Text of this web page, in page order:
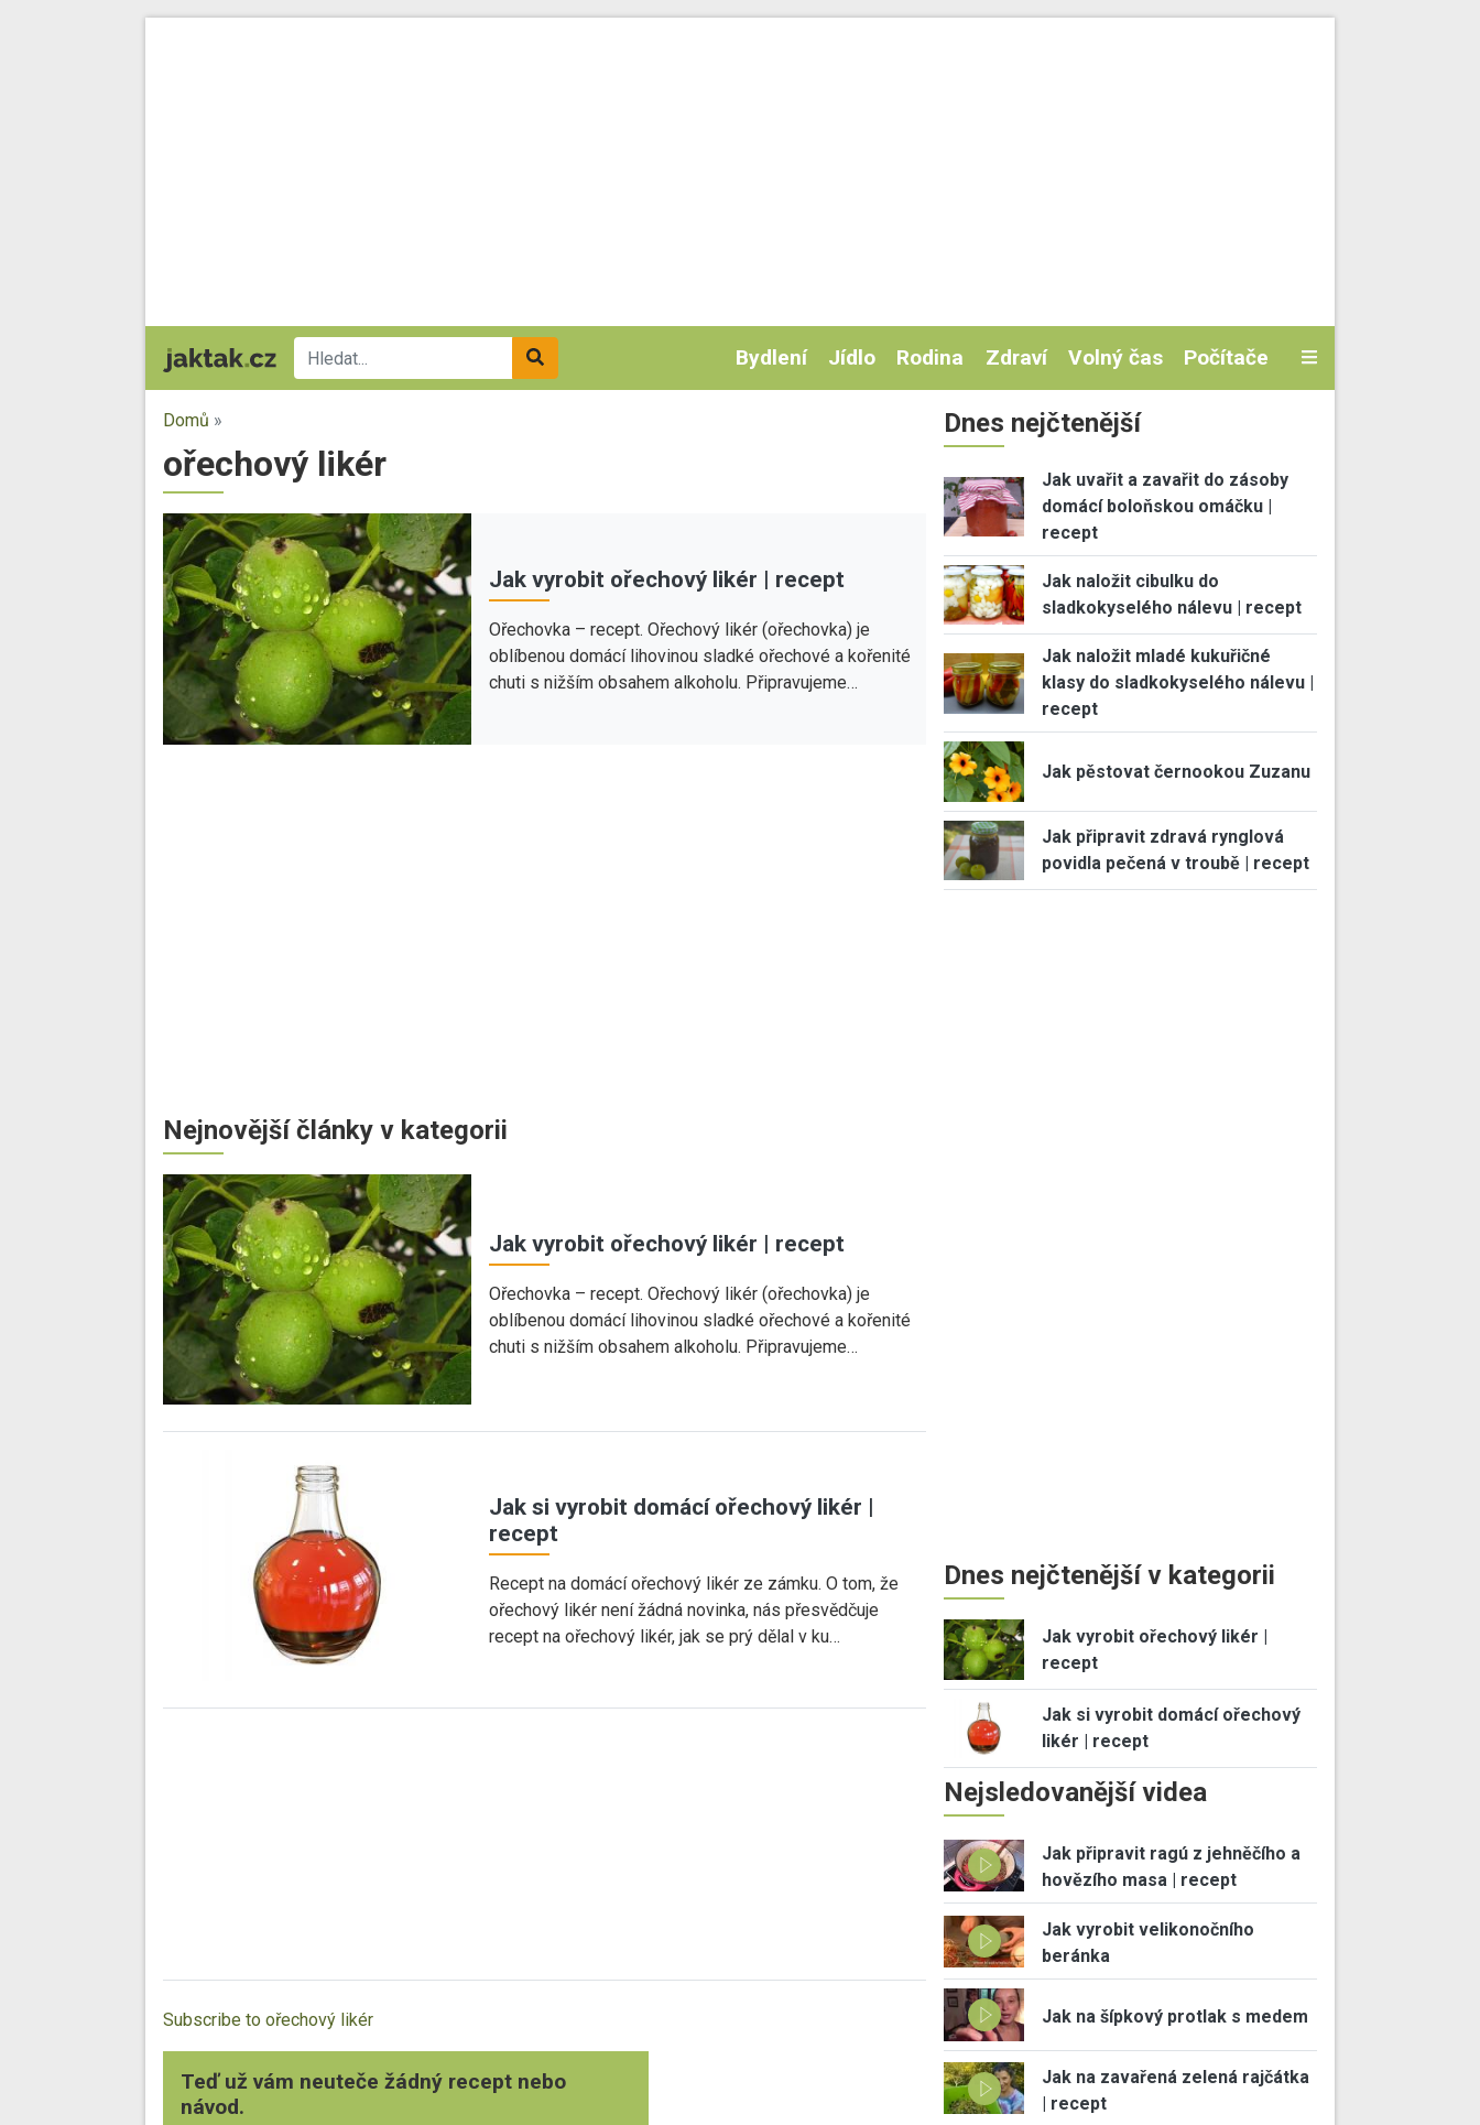
Bydlení Jídlo Rodina Zdraví Volný čas Počítače
Domů »
ořechový likér
Jak vyrobit ořechový likér | recept
Ořechovka – recept. Ořechový likér (ořechovka) je
oblíbenou domácí lihovinou sladké ořechové a kořenité
chuti s nižším obsahem alkoholu. Připravujeme…
Nejnovější články v kategorii
Jak vyrobit ořechový likér | recept
Ořechovka – recept. Ořechový likér (ořechovka) je
oblíbenou domácí lihovinou sladké ořechové a kořenité
chuti s nižším obsahem alkoholu. Připravujeme…
Jak si vyrobit domácí ořechový likér |
recept
Recept na domácí ořechový likér ze zámku. O tom, že
ořechový likér není žádná novinka, nás přesvědčuje
recept na ořechový likér, jak se prý dělal v ku…
Subscribe to ořechový likér
Teď už vám neuteče žádný recept nebo
návod.
Dnes nejčtenější
Jak uvařit a zavařit do zásoby
domácí boloňskou omáčku |
recept
Jak naložit cibulku do
sladkokyselého nálevu | recept
Jak naložit mladé kukuřičné
klasy do sladkokyselého nálevu |
recept
Jak pěstovat černookou Zuzanu
Jak připravit zdravá rynglová
povidla pečená v troubě | recept
Dnes nejčtenější v kategorii
Jak vyrobit ořechový likér |
recept
Jak si vyrobit domácí ořechový
likér | recept
Nejsledovanější videa
Jak připravit ragú z jehněčího a
hovězího masa | recept
Jak vyrobit velikonočního
beránka
Jak na šípkový protlak s medem
Jak na zavařená zelená rajčátka
| recept